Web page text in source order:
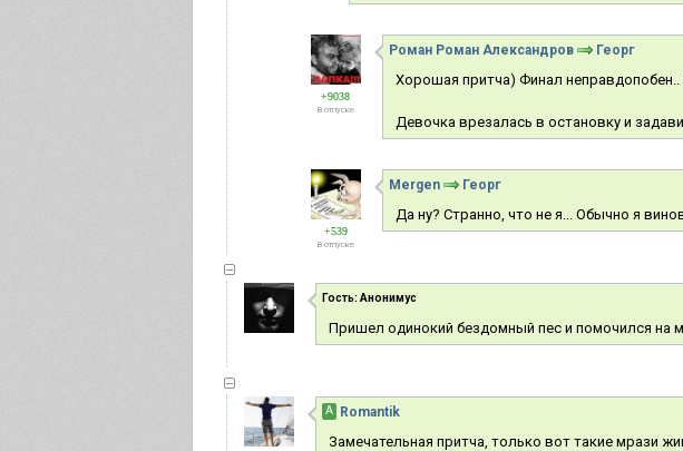
+9038
В отпуске
Роман Роман Александров Георг
Хорошая притча) Финал
Девочка врезалась в остановку и
+539
В отпуске
Mergen Георг
Да ну? Странно, что не я... Обычно я
Гость: Анонимус
Пришел одинокий бездомный пес и помочился на
А Romantik
Замечательная притча, только вот такие мрази